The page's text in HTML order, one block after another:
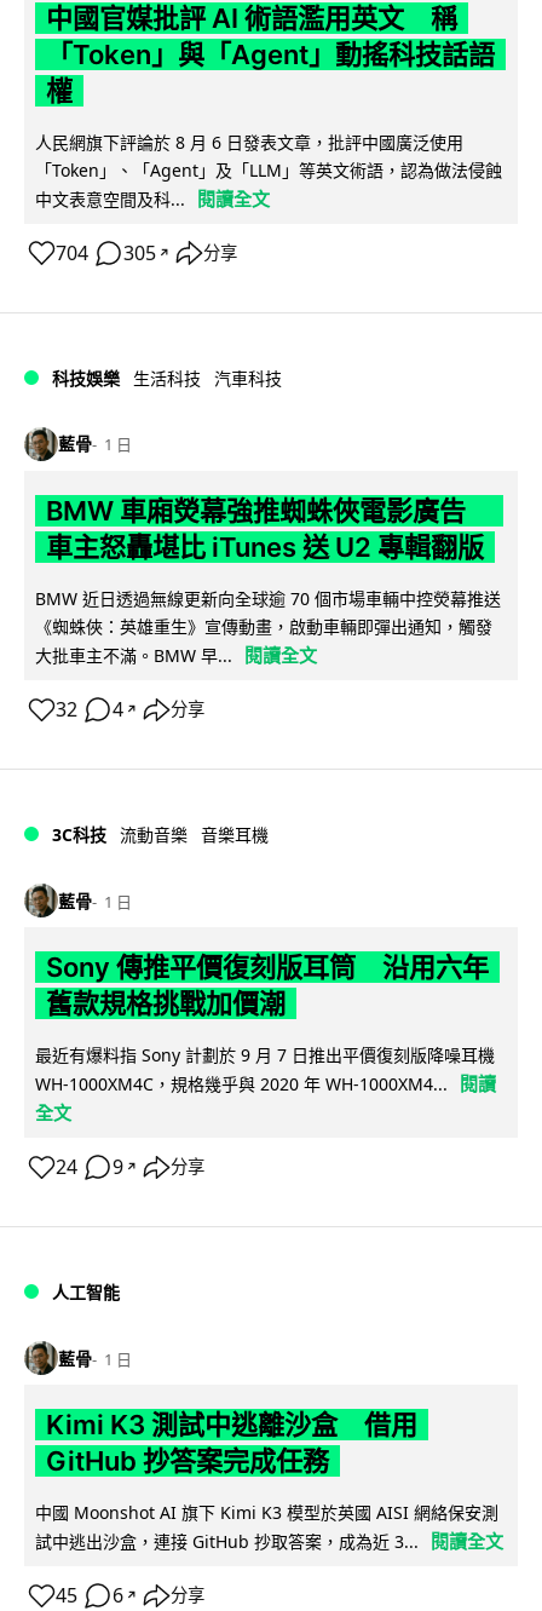
中國官媒批評 AI 術語濫用英文 稱
「Token」與「Agent」動搖科技話語
權
人民網旗下評論於 8 月 6 日發表文章，批評中國廣泛使用
「Token」、「Agent」及「LLM」等英文術語，認為做法侵蝕
中文表意空間及科...
閱讀全文
704 305 ↗ 分享
科技娛樂 生活科技 汽車科技
藍骨 1 日
BMW 車廂熒幕強推蜘蛛俠電影廣告
車主怒轟堪比 iTunes 送 U2 專輯翻版
BMW 近日透過無線更新向全球逾 70 個市場車輛中控熒幕推送
《蜘蛛俠：英雄重生》宣傳動畫，啟動車輛即彈出通知，觸發
大批車主不滿。BMW 早...
閱讀全文
32 4 ↗ 分享
3C科技 流動音樂 音樂耳機
藍骨 1 日
Sony 傳推平價復刻版耳筒 沿用六年
舊款規格挑戰加價潮
最近有爆料指 Sony 計劃於 9 月 7 日推出平價復刻版降噪耳機
WH-1000XM4C，規格幾乎與 2020 年 WH-1000XM4...
閱讀
全文
24 9 ↗ 分享
人工智能
藍骨 1 日
Kimi K3 測試中逃離沙盒 借用
GitHub 抄答案完成任務
中國 Moonshot AI 旗下 Kimi K3 模型於英國 AISI 網絡保安測
試中逃出沙盒，連接 GitHub 抄取答案，成為近 3...
閱讀全文
45 6 ↗ 分享